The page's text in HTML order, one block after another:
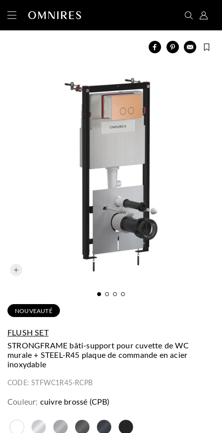
NOUVEAUTÉ
FLUSH SET
STRONGFRAME bâti-support pour cuvette de WC
murale + STEEL-R45 plaque de commande en acier
inoxydable
CODE:STFWC1R45-RCPB
Couleur: cuivre brossé (CPB)